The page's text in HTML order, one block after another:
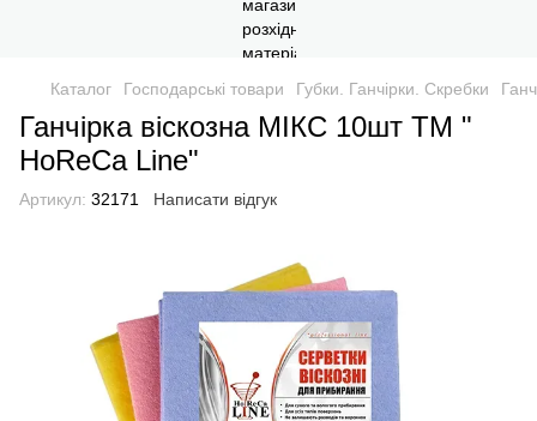
Каталог Господарські товари Губки. Ганчірки. Скребки
Ганчірка віскозна МІКС 10шт ТМ "
HoReCa Line"
Артикул: 32171 Написати відгук